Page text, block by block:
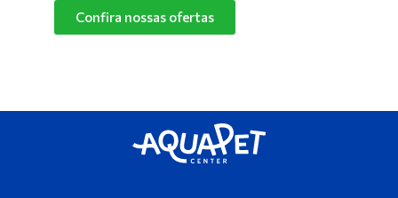
Confira nossas ofertas